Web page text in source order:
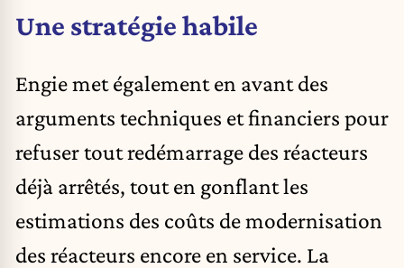
Une stratégie habile
Engie met également en avant des
arguments techniques et financiers pour
refuser tout redémarrage des réacteurs
déjà arrêtés, tout en gonflant les
estimations des coûts de modernisation
des réacteurs encore en service. La